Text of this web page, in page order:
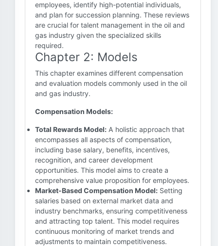
employees, identify high-potential individuals,
and plan for succession planning. These reviews
are crucial for talent management in the oil and
gas industry given the specialized skills
required.
Chapter 2: Models
This chapter examines different compensation
and evaluation models commonly used in the oil
and gas industry.
Compensation Models:
Total Rewards Model: A holistic approach that
encompasses all aspects of compensation,
including base salary, benefits, incentives,
recognition, and career development
opportunities. This model aims to create a
comprehensive value proposition for employees.
Market-Based Compensation Model: Setting
salaries based on external market data and
industry benchmarks, ensuring competitiveness
and attracting top talent. This model requires
continuous monitoring of market trends and
adjustments to maintain competitiveness.